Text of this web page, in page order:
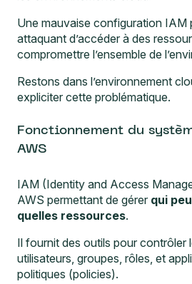
Une mauvaise configuration IAM
attaquant d’accéder à des
compromettre l’ensemble de
Restons dans l’environnement
expliciter cette problématique.
Fonctionnement du
AWS
IAM (Identity and Access
AWS permettant de gérer qui
quelles ressources.
Il fournit des outils pour contrôler
utilisateurs, groupes, rôles, et
politiques (policies).